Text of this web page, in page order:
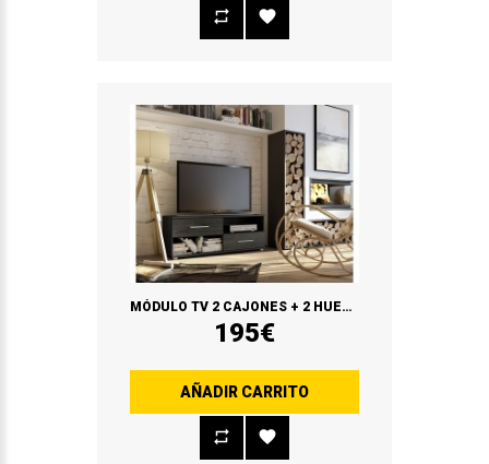
MÓDULO TV 2 CAJONES + 2 HUECOS
195€
AÑADIR CARRITO